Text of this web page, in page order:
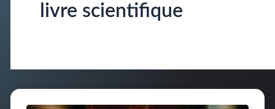
livre scientifique